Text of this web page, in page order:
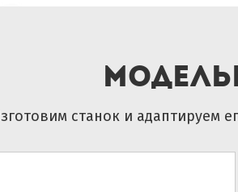
станок и адаптируем